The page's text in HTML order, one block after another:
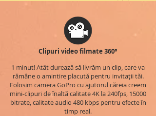
Clipuri video filmate 360°
1 minut! Atât durează să livrăm un clip, care va
rămâne o amintire placută pentru invitații tăi.
Folosim camera GoPro cu ajutorul căreia creem
mini-clipuri de înaltă calitate 4K la 240fps, 15000
bitrate, calitate audio 480 kbps pentru efecte în
timp real.